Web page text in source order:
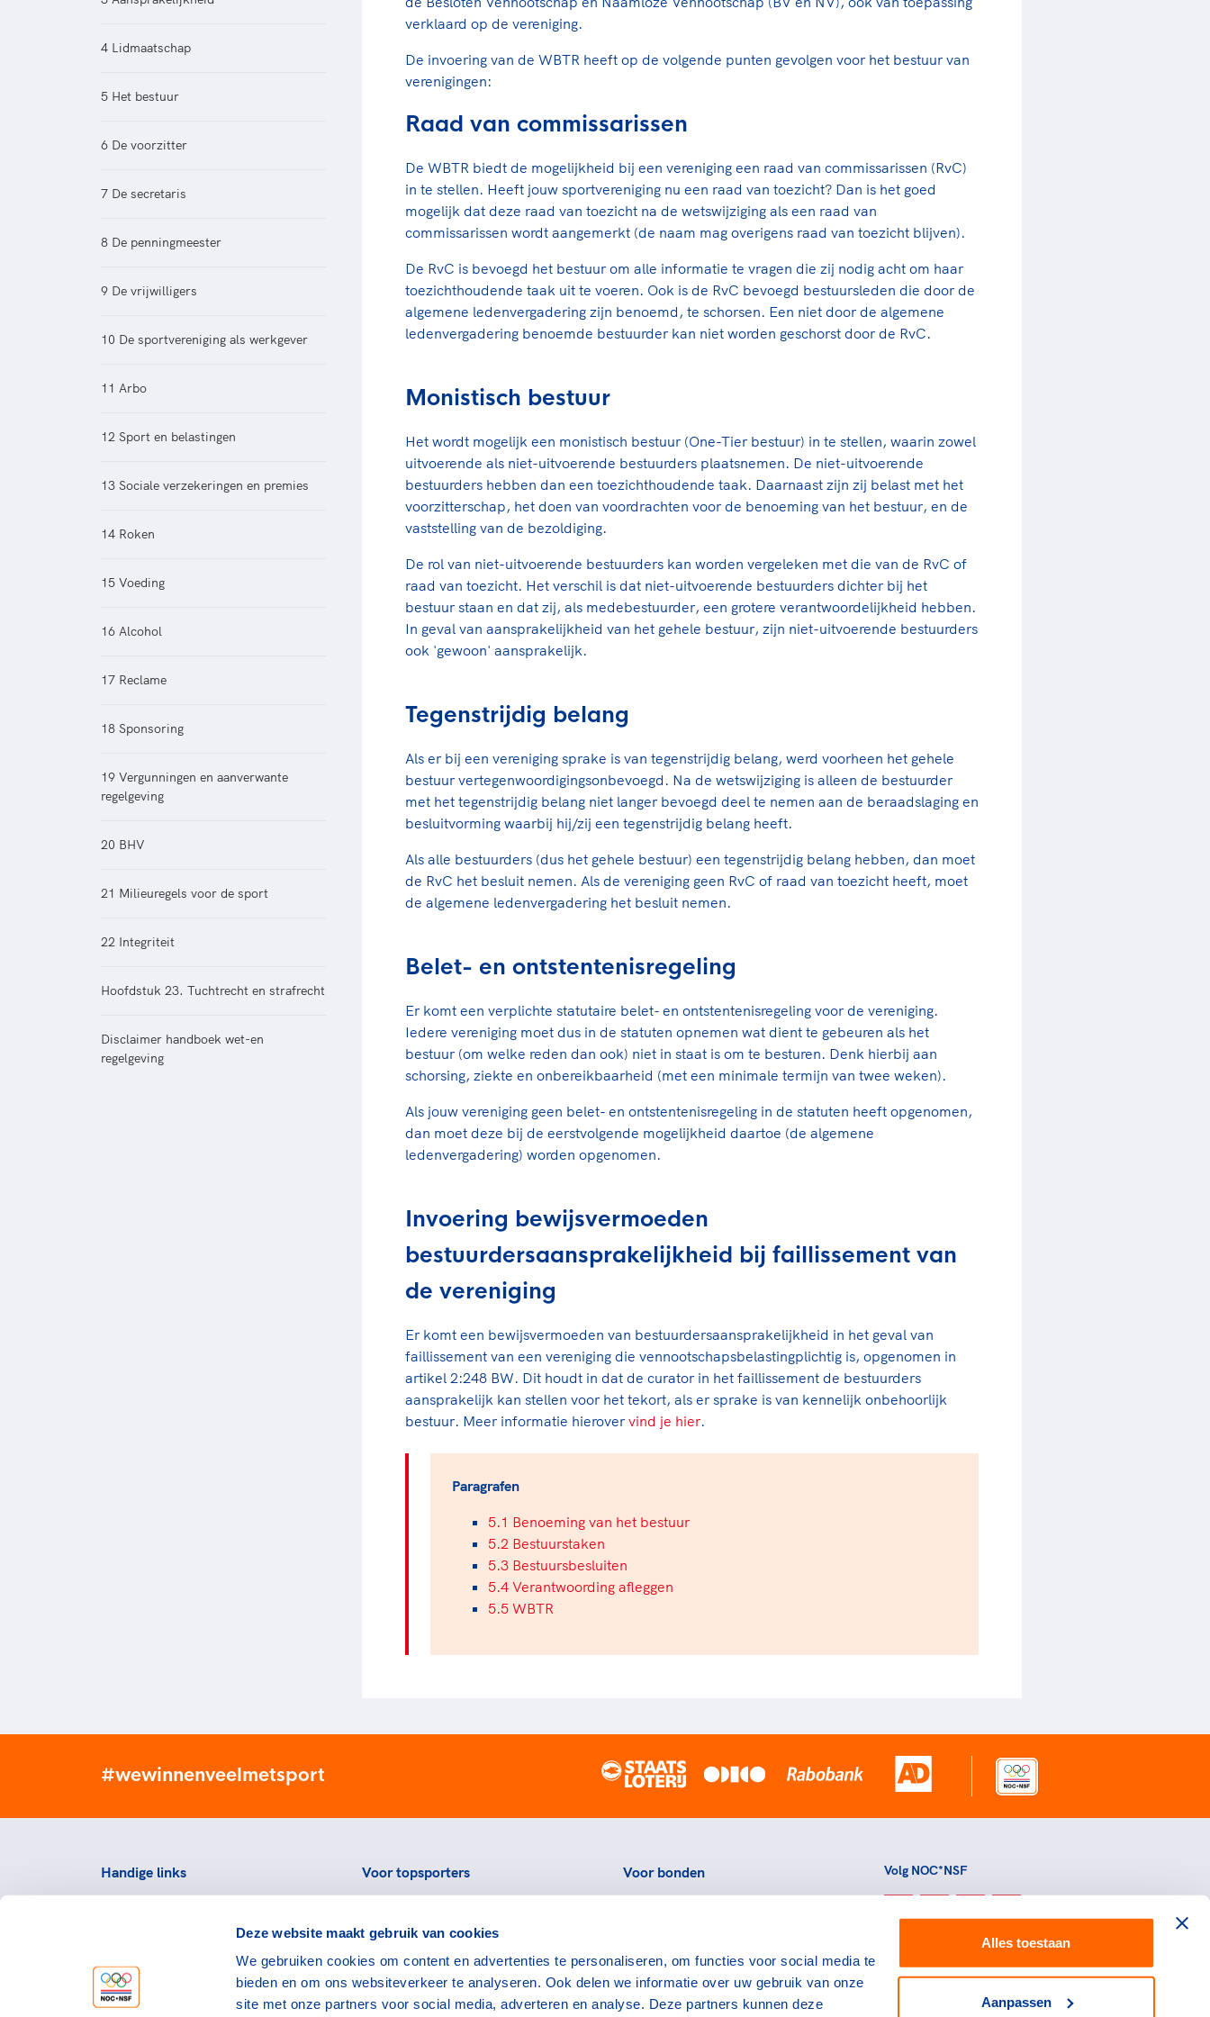
Deze website maakt gebruik van cookies
We gebruiken cookies om content en advertenties te personaliseren, om functies voor social media te
bieden en om ons websiteverkeer te analyseren. Ook delen we informatie over uw gebruik van onze
site met onze partners voor social media, adverteren en analyse. Deze partners kunnen deze
Alles toestaan
Aanpassen
positionering van sport
4 Lidmaatschap
5 Het bestuur
6 De voorzitter
7 De secretaris
8 De penningmeester
9 De vrijwilligers
10 De sportvereniging als werkgever
11 Arbo
12 Sport en belastingen
13 Sociale verzekeringen en premies
14 Roken
15 Voeding
16 Alcohol
17 Reclame
18 Sponsoring
19 Vergunningen en aanverwante
regelgeving
20 BHV
21 Milieuregels voor de sport
22 Integriteit
Hoofdstuk 23. Tuchtrecht en strafrecht
Disclaimer handboek wet-en
regelgeving
verklaard op de vereniging.
De invoering van de WBTR heeft op de volgende punten gevolgen voor het bestuur van
verenigingen:
Raad van commissarissen
De WBTR biedt de mogelijkheid bij een vereniging een raad van commissarissen (RvC)
in te stellen. Heeft jouw sportvereniging nu een raad van toezicht? Dan is het goed
mogelijk dat deze raad van toezicht na de wetswijziging als een raad van
commissarissen wordt aangemerkt (de naam mag overigens raad van toezicht blijven).
De RvC is bevoegd het bestuur om alle informatie te vragen die zij nodig acht om haar
toezichthoudende taak uit te voeren. Ook is de RvC bevoegd bestuursleden die door de
algemene ledenvergadering zijn benoemd, te schorsen. Een niet door de algemene
ledenvergadering benoemde bestuurder kan niet worden geschorst door de RvC.
Monistisch bestuur
Het wordt mogelijk een monistisch bestuur (One-Tier bestuur) in te stellen, waarin zowel
uitvoerende als niet-uitvoerende bestuurders plaatsnemen. De niet-uitvoerende
bestuurders hebben dan een toezichthoudende taak. Daarnaast zijn zij belast met het
voorzitterschap, het doen van voordrachten voor de benoeming van het bestuur, en de
vaststelling van de bezoldiging.
De rol van niet-uitvoerende bestuurders kan worden vergeleken met die van de RvC of
raad van toezicht. Het verschil is dat niet-uitvoerende bestuurders dichter bij het
bestuur staan en dat zij, als medebestuurder, een grotere verantwoordelijkheid hebben.
In geval van aansprakelijkheid van het gehele bestuur, zijn niet-uitvoerende bestuurders
ook 'gewoon' aansprakelijk.
Tegenstrijdig belang
Als er bij een vereniging sprake is van tegenstrijdig belang, werd voorheen het gehele
bestuur vertegenwoordigingsonbevoegd. Na de wetswijziging is alleen de bestuurder
met het tegenstrijdig belang niet langer bevoegd deel te nemen aan de beraadslaging en
besluitvorming waarbij hij/zij een tegenstrijdig belang heeft.
Als alle bestuurders (dus het gehele bestuur) een tegenstrijdig belang hebben, dan moet
de RvC het besluit nemen. Als de vereniging geen RvC of raad van toezicht heeft, moet
de algemene ledenvergadering het besluit nemen.
Belet- en ontstentenisregeling
Er komt een verplichte statutaire belet- en ontstentenisregeling voor de vereniging.
Iedere vereniging moet dus in de statuten opnemen wat dient te gebeuren als het
bestuur (om welke reden dan ook) niet in staat is om te besturen. Denk hierbij aan
schorsing, ziekte en onbereikbaarheid (met een minimale termijn van twee weken).
Als jouw vereniging geen belet- en ontstentenisregeling in de statuten heeft opgenomen,
dan moet deze bij de eerstvolgende mogelijkheid daartoe (de algemene
ledenvergadering) worden opgenomen.
Invoering bewijsvermoeden
bestuurdersaansprakelijkheid bij faillissement van
de vereniging
Er komt een bewijsvermoeden van bestuurdersaansprakelijkheid in het geval van
faillissement van een vereniging die vennootschapsbelastingplichtig is, opgenomen in
artikel 2:248 BW. Dit houdt in dat de curator in het faillissement de bestuurders
aansprakelijk kan stellen voor het tekort, als er sprake is van kennelijk onbehoorlijk
bestuur. Meer informatie hierover vind je hier.
Paragrafen
5.1 Benoeming van het bestuur
5.2 Bestuurstaken
5.3 Bestuursbesluiten
5.4 Verantwoording afleggen
5.5 WBTR
#wewinnenveelmetsport
Handige links
Werken bij NOC*NSF
Openstaande vacatures
Voor topsporters
Voorzieningen voor topsporters
Downloads en links voor
topsporters
Voor bonden
Portal
Nieuws
Volg NOC*NSF